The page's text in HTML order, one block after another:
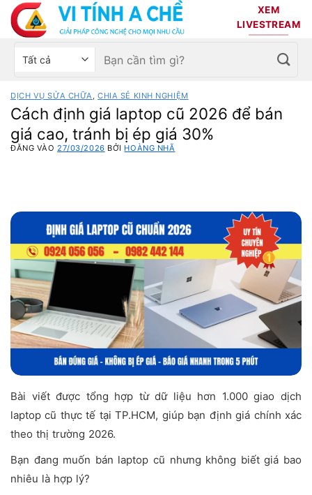
Bỏ
qua
nội
dung
XEM
LIVESTREAM
Chọn
sản
phẩm
Tìm
kiếm:
DỊCH VỤ SỬA CHỮA ,CHIA SẺ KINH NGHIỆM
Cách định giá laptop cũ 2026 để bán
giá cao, tránh bị ép giá 30%
ĐĂNG VÀO27/03/2026 BỞI HOÀNG NHÃ
Bài viết được tổng hợp từ dữ liệu hơn 1.000 giao dịch
laptop cũ thực tế tại TP.HCM, giúp bạn định giá chính xác
theo thị trường 2026.
Bạn đang muốn bán laptop cũ nhưng không biết giá bao
nhiêu là hợp lý?